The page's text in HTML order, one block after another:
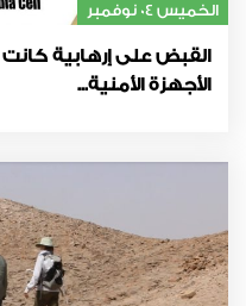
الخميس 04 نوفمبر
القبض على إرهابية
الأجهزة الأمنية...